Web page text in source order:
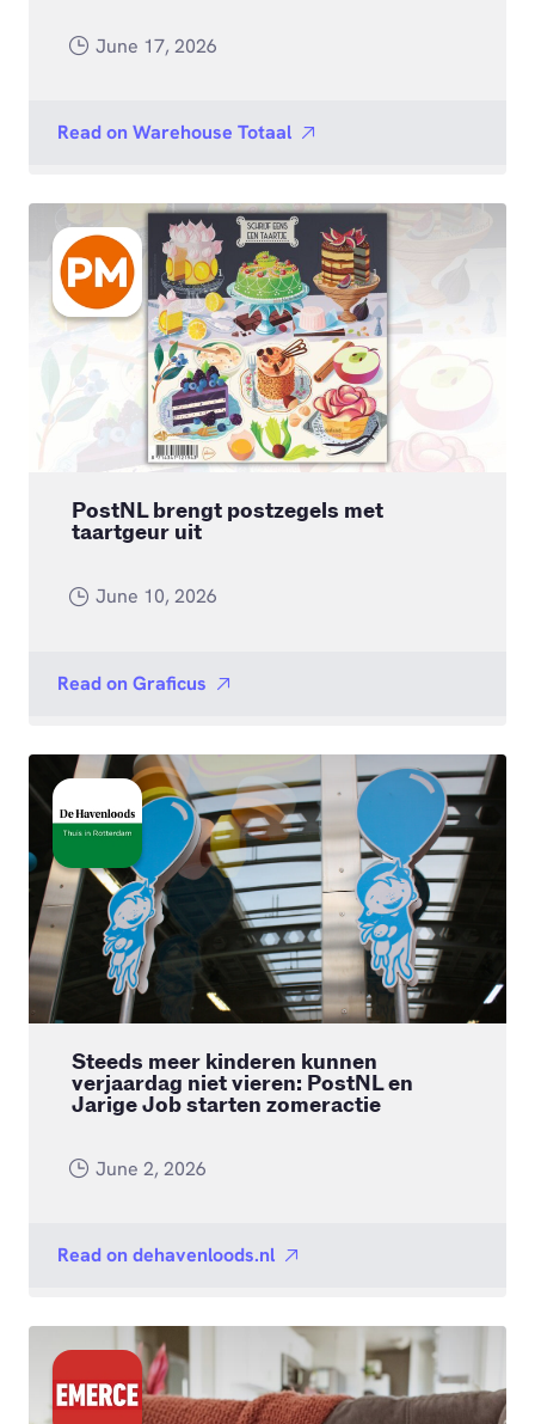
June 17, 2026
Read on Warehouse Totaal
PostNL brengt postzegels met
taartgeur uit
June 10, 2026
Read on Graficus
Steeds meer kinderen kunnen
verjaardag niet vieren: PostNL en
Jarige Job starten zomeractie
June 2, 2026
Read on dehavenloods.nl